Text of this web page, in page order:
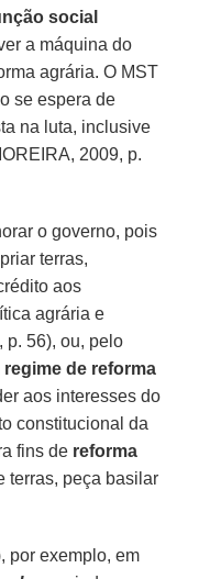
social
a máquina do
agrária. O MST
se espera de
na luta, inclusive
2009, p.
o governo, pois
terras,
aos
agrária e
p. 56), ou, pelo
regime de reforma
aos interesses do
constitucional da
fins de reforma
terras, peça basilar
por exemplo, em